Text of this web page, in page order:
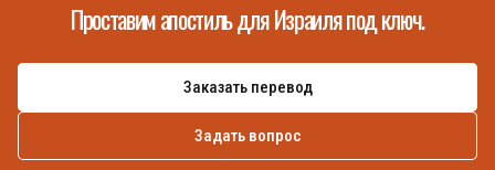
Проставим апостиль для Израиля под ключ.
Заказать перевод
Задать вопрос